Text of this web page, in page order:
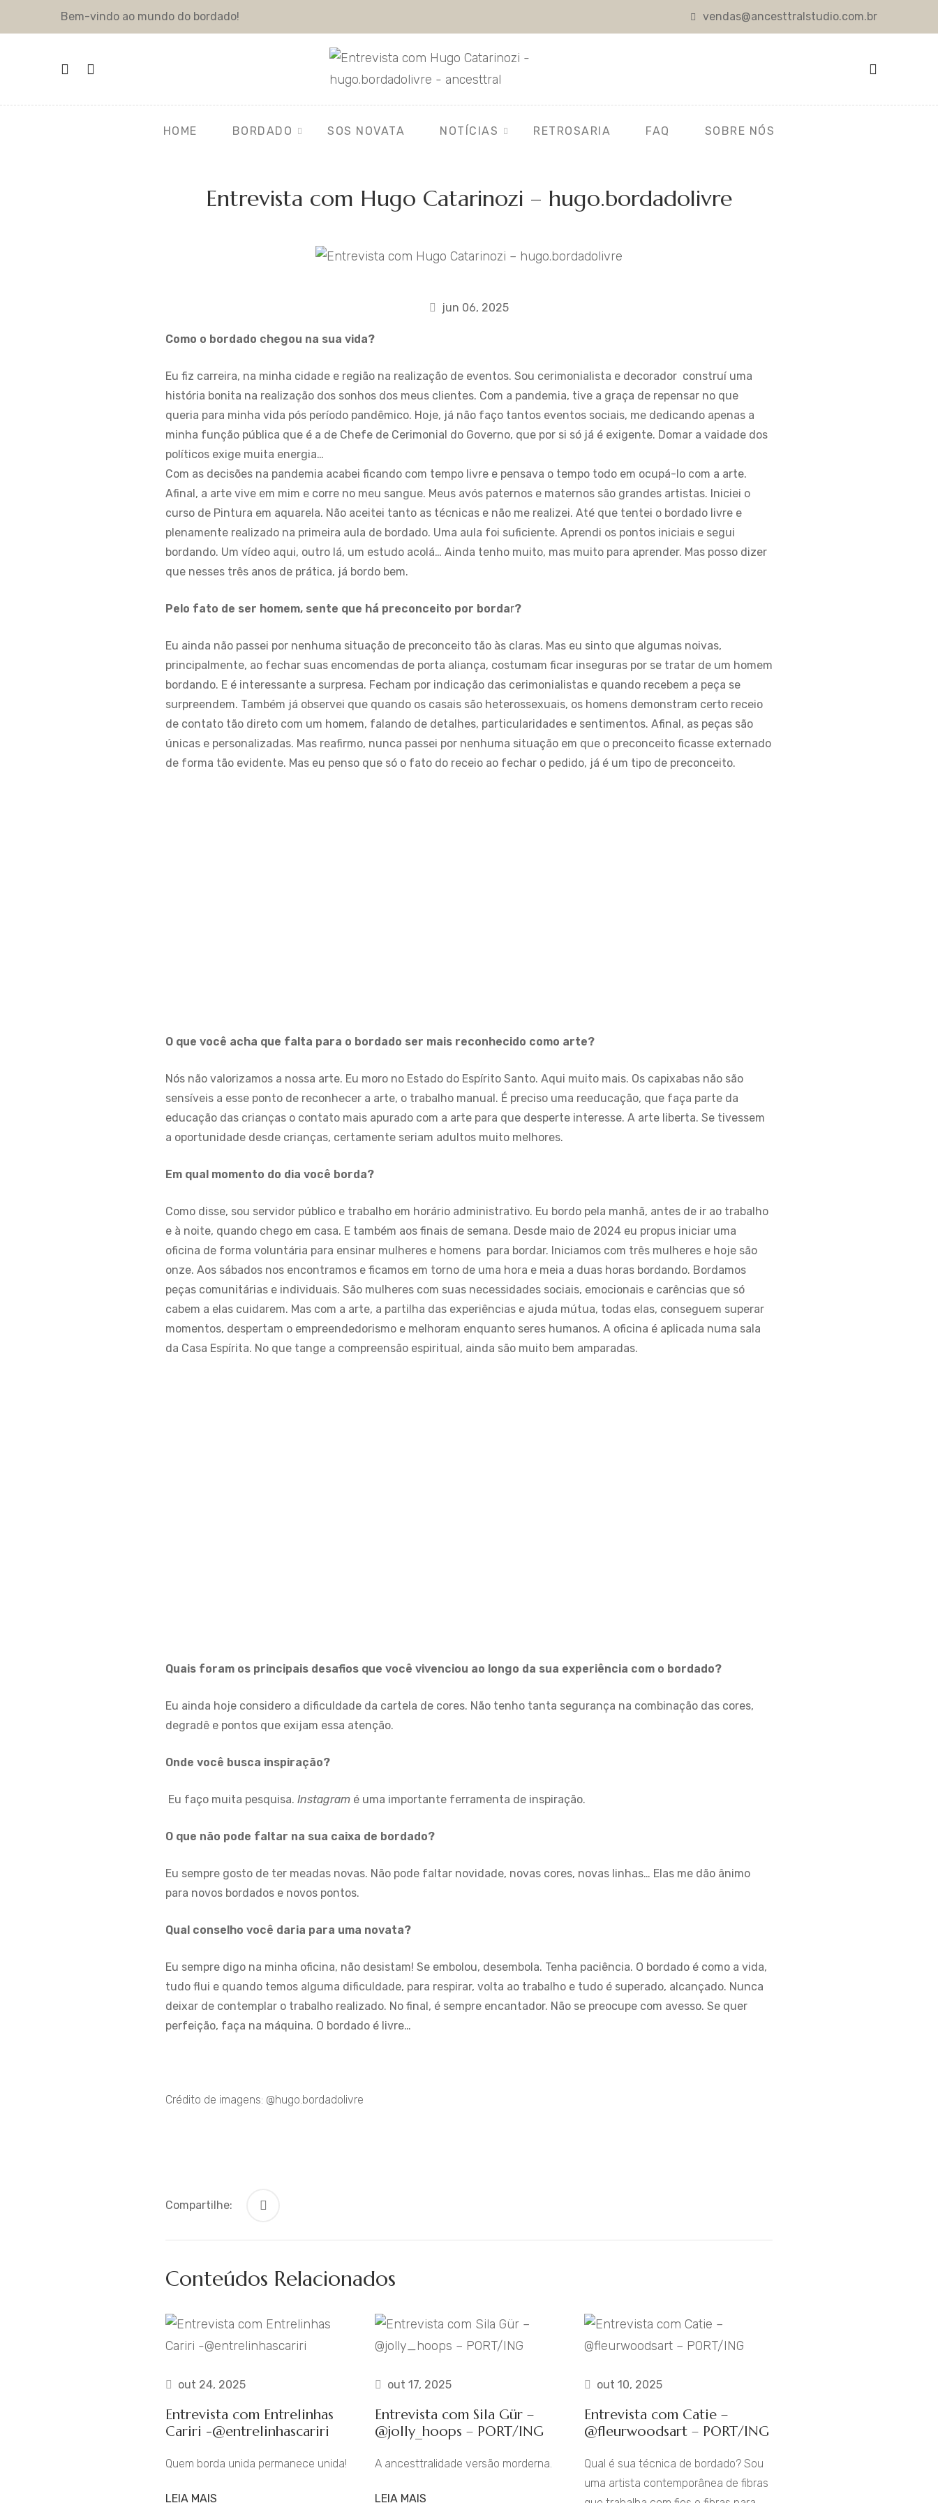
Bem-vindo ao mundo do bordado! vendas@ancesttralstudio.com.br
HOME BORDADO SOS NOVATA NOTÍCIAS RETROSARIA FAQ SOBRE NÓS
Entrevista com Hugo Catarinozi – hugo.bordadolivre
jun 06, 2025
Como o bordado chegou na sua vida?
Eu fiz carreira, na minha cidade e região na realização de eventos. Sou cerimonialista e decorador construí uma
história bonita na realização dos sonhos dos meus clientes. Com a pandemia, tive a graça de repensar no que
queria para minha vida pós período pandêmico. Hoje, já não faço tantos eventos sociais, me dedicando apenas a
minha função pública que é a de Chefe de Cerimonial do Governo, que por si só já é exigente. Domar a vaidade dos
políticos exige muita energia…
Com as decisões na pandemia acabei ficando com tempo livre e pensava o tempo todo em ocupá-lo com a arte.
Afinal, a arte vive em mim e corre no meu sangue. Meus avós paternos e maternos são grandes artistas. Iniciei o
curso de Pintura em aquarela. Não aceitei tanto as técnicas e não me realizei. Até que tentei o bordado livre e
plenamente realizado na primeira aula de bordado. Uma aula foi suficiente. Aprendi os pontos iniciais e segui
bordando. Um vídeo aqui, outro lá, um estudo acolá… Ainda tenho muito, mas muito para aprender. Mas posso dizer
que nesses três anos de prática, já bordo bem.
Pelo fato de ser homem, sente que há preconceito por bordar?
Eu ainda não passei por nenhuma situação de preconceito tão às claras. Mas eu sinto que algumas noivas,
principalmente, ao fechar suas encomendas de porta aliança, costumam ficar inseguras por se tratar de um homem
bordando. E é interessante a surpresa. Fecham por indicação das cerimonialistas e quando recebem a peça se
surpreendem. Também já observei que quando os casais são heterossexuais, os homens demonstram certo receio
de contato tão direto com um homem, falando de detalhes, particularidades e sentimentos. Afinal, as peças são
únicas e personalizadas. Mas reafirmo, nunca passei por nenhuma situação em que o preconceito ficasse externado
de forma tão evidente. Mas eu penso que só o fato do receio ao fechar o pedido, já é um tipo de preconceito.
O que você acha que falta para o bordado ser mais reconhecido como arte?
Nós não valorizamos a nossa arte. Eu moro no Estado do Espírito Santo. Aqui muito mais. Os capixabas não são
sensíveis a esse ponto de reconhecer a arte, o trabalho manual. É preciso uma reeducação, que faça parte da
educação das crianças o contato mais apurado com a arte para que desperte interesse. A arte liberta. Se tivessem
a oportunidade desde crianças, certamente seriam adultos muito melhores.
Em qual momento do dia você borda?
Como disse, sou servidor público e trabalho em horário administrativo. Eu bordo pela manhã, antes de ir ao trabalho
e à noite, quando chego em casa. E também aos finais de semana. Desde maio de 2024 eu propus iniciar uma
oficina de forma voluntária para ensinar mulheres e homens para bordar. Iniciamos com três mulheres e hoje são
onze. Aos sábados nos encontramos e ficamos em torno de uma hora e meia a duas horas bordando. Bordamos
peças comunitárias e individuais. São mulheres com suas necessidades sociais, emocionais e carências que só
cabem a elas cuidarem. Mas com a arte, a partilha das experiências e ajuda mútua, todas elas, conseguem superar
momentos, despertam o empreendedorismo e melhoram enquanto seres humanos. A oficina é aplicada numa sala
da Casa Espírita. No que tange a compreensão espiritual, ainda são muito bem amparadas.
Quais foram os principais desafios que você vivenciou ao longo da sua experiência com o bordado?
Eu ainda hoje considero a dificuldade da cartela de cores. Não tenho tanta segurança na combinação das cores,
degradê e pontos que exijam essa atenção.
Onde você busca inspiração?
Eu faço muita pesquisa. Instagram é uma importante ferramenta de inspiração.
O que não pode faltar na sua caixa de bordado?
Eu sempre gosto de ter meadas novas. Não pode faltar novidade, novas cores, novas linhas… Elas me dão ânimo
para novos bordados e novos pontos.
Qual conselho você daria para uma novata?
Eu sempre digo na minha oficina, não desistam! Se embolou, desembola. Tenha paciência. O bordado é como a vida,
tudo flui e quando temos alguma dificuldade, para respirar, volta ao trabalho e tudo é superado, alcançado. Nunca
deixar de contemplar o trabalho realizado. No final, é sempre encantador. Não se preocupe com avesso. Se quer
perfeição, faça na máquina. O bordado é livre…
Crédito de imagens: @hugo.bordadolivre
Compartilhe:
Conteúdos Relacionados
out 24, 2025
Entrevista com Entrelinhas
Cariri -@entrelinhascariri
Quem borda unida permanece unida!
LEIA MAIS
out 17, 2025
Entrevista com Sila Gür –
@jolly_hoops – PORT/ING
A ancesttralidade versão morderna.
LEIA MAIS
out 10, 2025
Entrevista com Catie –
@fleurwoodsart – PORT/ING
Qual é sua técnica de bordado? Sou
uma artista contemporânea de fibras